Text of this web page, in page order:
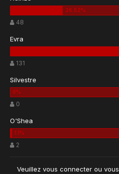
48
Evra
131
Silvestre
0
O'Shea
2
Veuillez vous connecter ou vous